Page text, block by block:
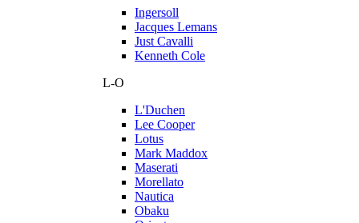
Ingersoll
Jacques Lemans
Just Cavalli
Kenneth Cole
L-O
L'Duchen
Lee Cooper
Lotus
Mark Maddox
Maserati
Morellato
Nautica
Obaku